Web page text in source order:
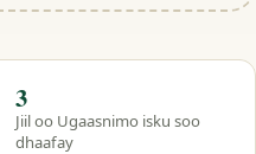
Jiil oo Ugaasnimo isku soo
dhaafay
3